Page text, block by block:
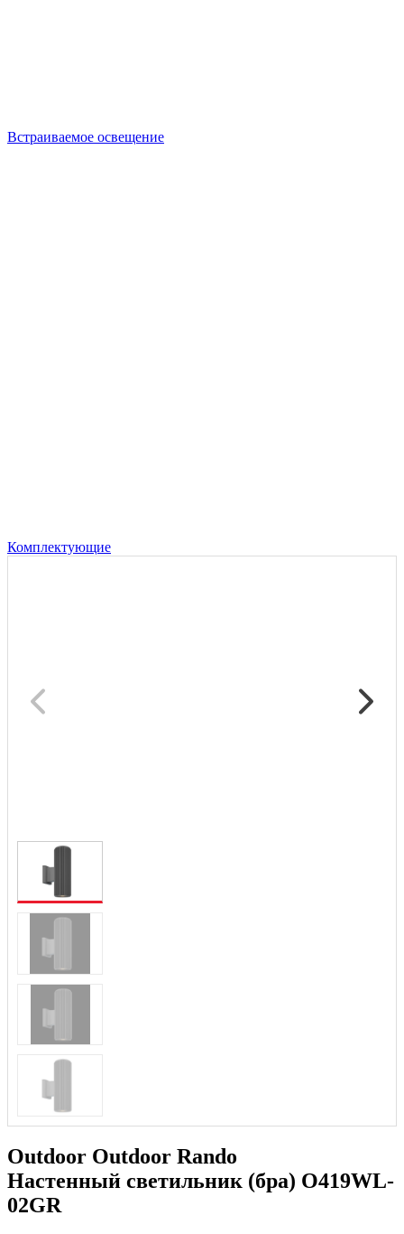
Встраиваемое освещение
Комплектующие
Outdoor Outdoor Rando
Настенный светильник (бра) O419WL-
02GR